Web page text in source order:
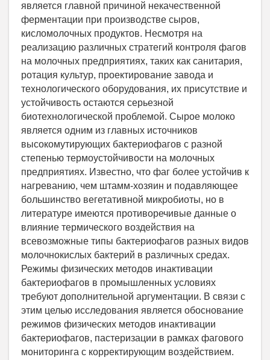
является главной причиной некачественной
ферментации при производстве сыров,
кисломолочных продуктов. Несмотря на
реализацию различных стратегий контроля фагов
на молочных предприятиях, таких как санитария,
ротация культур, проектирование завода и
технологического оборудования, их присутствие и
устойчивость остаются серьезной
биотехнологической проблемой. Сырое молоко
является одним из главных источников
высокомутирующих бактериофагов с разной
степенью термоустойчивости на молочных
предприятиях. Известно, что фаг более устойчив к
нагреванию, чем штамм-хозяин и подавляющее
большинство вегетативной микробиоты, но в
литературе имеются противоречивые данные о
влияние термического воздействия на
всевозможные типы бактериофагов разных видов
молочнокислых бактерий в различных средах.
Режимы физических методов инактивации
бактериофагов в промышленных условиях
требуют дополнительной аргументации. В связи с
этим целью исследования является обоснование
режимов физических методов инактивации
бактериофагов, пастеризации в рамках фагового
мониторинга с корректирующим воздействием.